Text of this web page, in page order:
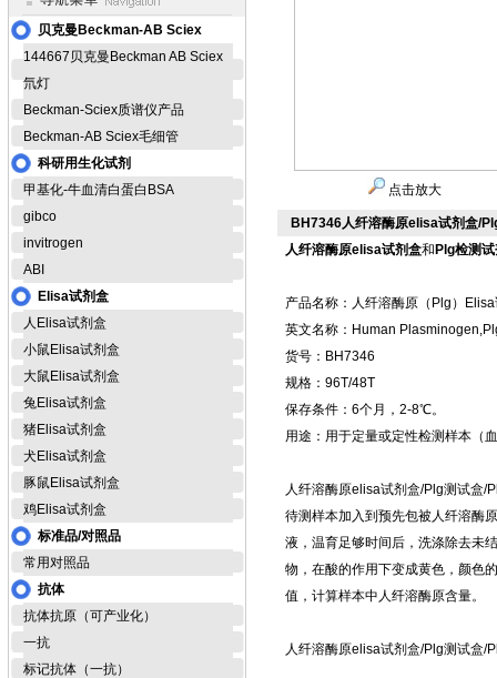
贝克曼Beckman-AB Sciex
144667贝克曼Beckman AB Sciex
氘灯
Beckman-Sciex质谱仪产品
Beckman-AB Sciex毛细管
科研用生化试剂
甲基化-牛血清白蛋白BSA
gibco
invitrogen
ABI
Elisa试剂盒
人Elisa试剂盒
小鼠Elisa试剂盒
大鼠Elisa试剂盒
兔Elisa试剂盒
猪Elisa试剂盒
犬Elisa试剂盒
豚鼠Elisa试剂盒
鸡Elisa试剂盒
标准品/对照品
常用对照品
抗体
抗体抗原（可产业化）
一抗
标记抗体（一抗）
点击放大
BH7346人纤溶酶原elisa试剂盒/
人纤溶酶原elisa试剂盒和 Plg检测
产品名称：人纤溶酶原（Plg）
英文名称：Human
货号：BH7346
规格：96T/48T
保存条件：6个月，2-8℃。
用途：用于定量或定性检测样本（
人纤溶酶原elisa试剂盒/Plg测试盒/
待测样本加入到预先包被人纤溶酶
液，温育足够时间后，洗涤除去未
物，在酸的作用下变成黄色，颜色
值，计算样本中人纤溶酶原含量。
人纤溶酶原elisa试剂盒/Plg测试盒/